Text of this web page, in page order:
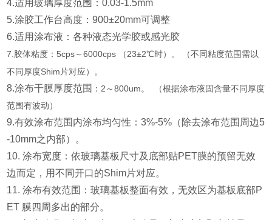
4.适用玻璃厚度范围：0.03-1.5mm
5.涂胶工作台高度：900±20mm可调整
6.适用涂布液：各种液态光学胶或感光胶
7.胶体粘度：5cps～6000cps （23±2℃时）。 （不同粘度范围需以
不同厚度Shim 片对应）。
8.涂布干膜厚度范围 ：2～800um。
（根据涂布液固含量不同厚度
范围有波动）
9.有效涂布范围内涂布均匀性：3%-5%（除去涂布范围周边5
-10mm之内部）。
10. 涂布宽度：依玻璃基板尺寸及底部贴PET膜的预留无效
边而定，用不同开口的Shim片对应。
11. 涂布有效范围：玻璃基板整面有效，无效区为基板底部P
ET 膜四周多出的部分。